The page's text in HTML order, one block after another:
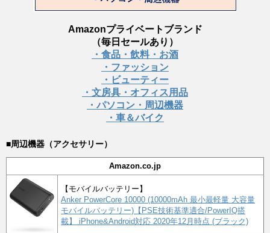
Amazonプライベートブランド
（毎日セールあり）
・食品・飲料・お酒
・ファッション
・ビューティー
・文房具・オフィス用品
・パソコン・周辺機器
・車＆バイク
■周辺機器（アクセサリー）
Amazon.co.jp
【モバイルバッテリー】
Anker PowerCore 10000 (10000mAh 最小最軽量 大容量
モバイルバッテリー)【PSE技術基準適合/PowerIQ搭
載】 iPhone&Android対応 2020年12月時点 (ブラック)